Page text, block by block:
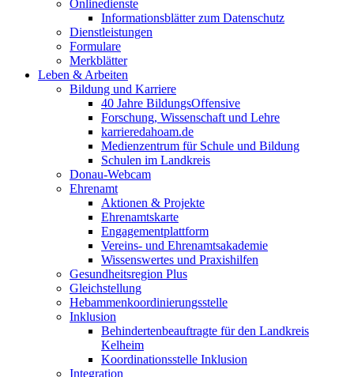
Onlinedienste
Informationsblätter zum Datenschutz
Dienstleistungen
Formulare
Merkblätter
Leben & Arbeiten
Bildung und Karriere
40 Jahre BildungsOffensive
Forschung, Wissenschaft und Lehre
karrieredahoam.de
Medienzentrum für Schule und Bildung
Schulen im Landkreis
Donau-Webcam
Ehrenamt
Aktionen & Projekte
Ehrenamtskarte
Engagementplattform
Vereins- und Ehrenamtsakademie
Wissenswertes und Praxishilfen
Gesundheitsregion Plus
Gleichstellung
Hebammenkoordinierungsstelle
Inklusion
Behindertenbeauftragte für den Landkreis
Kelheim
Koordinationsstelle Inklusion
Integration